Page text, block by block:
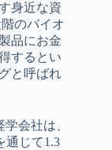
身近な資
のバイオ
品にお金
するとい
と呼ばれ
会社は、
通じて1.3